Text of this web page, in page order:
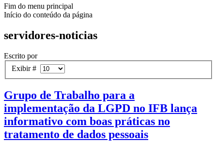
Fim do menu principal
Início do conteúdo da página
servidores-noticias
Escrito por
Exibir #
Grupo de Trabalho para a
implementação da LGPD no IFB lança
informativo com boas práticas no
tratamento de dados pessoais